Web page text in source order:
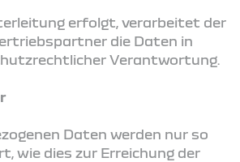
erfolgt, verarbeitet der
die Daten in
Verantwortung.
Daten werden nur so
wie dies zur Erreichung der